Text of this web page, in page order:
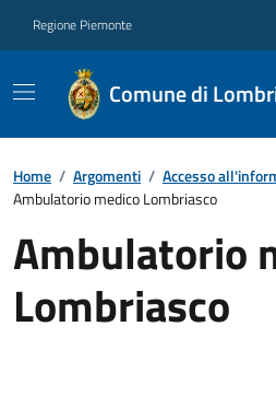
Regione Piemonte
Comune di
Home / Argomenti / Accesso
Ambulatorio medico Lombriasco
Ambulatorio
Lombriasco